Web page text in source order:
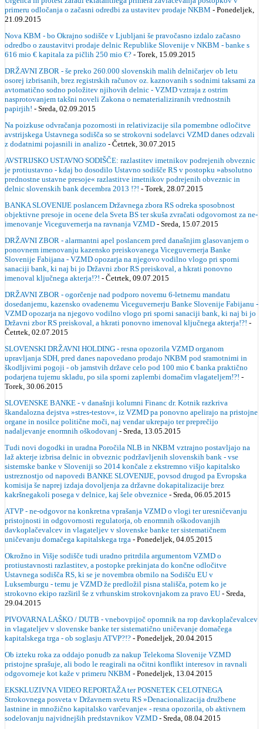
primeru odločanja o začasni odredbi za ustavitev prodaje NKBM - Ponedeljek,
21.09.2015
Nova KBM - bo Okrajno sodišče v Ljubljani še pravočasno izdalo začasno
odredbo o zaustavitvi prodaje delnic Republike Slovenije v NKBM - banke s
616 mio € kapitala za pičlih 250 mio €? - Torek, 15.09.2015
DRŽAVNI ZBOR - še preko 260.000 slovenskih malih delničarjev ob letu
osorej izbrisanih, brez registrskih računov oz. kaznovanih s sodnimi taksami za
avtomatično sodno položitev njihovih delnic - VZMD vztraja z ostrim
nasprotovanjem takšni noveli Zakona o nematerializiranih vrednostnih
papirjih! - Sreda, 02.09.2015
Na poizkuse odvračanja pozornosti in relativizacije sila pomembne odločitve
avstrijskega Ustavnega sodišča so se strokovni sodelavci VZMD danes odzvali
z dodatnimi pojasnili in analizo - Četrtek, 30.07.2015
AVSTRIJSKO USTAVNO SODIŠČE: razlastitev imetnikov podrejenih obveznic
je protiustavno - kdaj bo dosodilo Ustavno sodišče RS v postopku »absolutno
prednostne ustavne presoje« razlastitve imetnikov podrejenih obveznic in
delnic slovenskih bank decembra 2013 !?! - Torek, 28.07.2015
BANKA SLOVENIJE poslancem Državnega zbora RS odreka sposobnost
objektivne presoje in ocene dela Sveta BS ter skuša zvračati odgovornost za ne-
imenovanje Viceguvernerja na ravnanja VZMD - Sreda, 15.07.2015
DRŽAVNI ZBOR - alarmantni apel poslancem pred današnjim glasovanjem o
ponovnem imenovanju kazensko preiskovanega Viceguvernerja Banke
Slovenije Fabijana - VZMD opozarja na njegovo vodilno vlogo pri sporni
sanaciji bank, ki naj bi jo Državni zbor RS preiskoval, a hkrati ponovno
imenoval ključnega akterja!?! - Četrtek, 09.07.2015
DRŽAVNI ZBOR - ogorčenje nad podporo novemu 6-letnemu mandatu
dosedanjemu, kazensko ovadenemu Viceguvernerju Banke Slovenije Fabijanu -
VZMD opozarja na njegovo vodilno vlogo pri sporni sanaciji bank, ki naj bi jo
Državni zbor RS preiskoval, a hkrati ponovno imenoval ključnega akterja!?! -
Četrtek, 02.07.2015
SLOVENSKI DRŽAVNI HOLDING - resna opozorila VZMD organom
upravljanja SDH, pred danes napovedano prodajo NKBM pod sramotnimi in
škodljivimi pogoji - ob jamstvih države celo pod 100 mio € banka praktično
podarjena tujemu skladu, po sila sporni zaplembi domačim vlagateljem!?! -
Torek, 30.06.2015
SLOVENSKE BANKE - v današnji kolumni Financ dr. Kotnik razkriva
škandalozna dejstva »stres-testov«, iz VZMD pa ponovno apelirajo na pristojne
organe in nosilce politične moči, naj vendar ukrepajo ter preprečijo
nadaljevanje enormnih oškodovanj - Sreda, 13.05.2015
Tudi novi dogodki in uradna Poročila NLB in NKBM vztrajno postavljajo na
laž akterje izbrisa delnic in obveznic podržavljenih slovenskih bank - vse
sistemske banke v Sloveniji so 2014 končale z ekstremno višjo kapitalsko
ustreznostjo od napovedi BANKE SLOVENIJE, povsod drugod pa Evropska
komisija še naprej izdaja dovoljenja za državne dokapitalizacije brez
kakršnegakoli posega v delnice, kaj šele obveznice - Sreda, 06.05.2015
ATVP - ne-odgovor na konkretna vprašanja VZMD o vlogi ter uresničevanju
pristojnosti in odgovornosti regulatorja, ob enormnih oškodovanjih
davkoplačevalcev in vlagateljev v slovenske banke ter sistematičnem
uničevanju domačega kapitalskega trga - Ponedeljek, 04.05.2015
Okrožno in Višje sodišče tudi uradno pritrdila argumentom VZMD o
protiustavnosti razlastitev, a postopke prekinjata do končne odločitve
Ustavnega sodišča RS, ki se je novembra obrnilo na Sodišču EU v
Luksemburgu - temu je VZMD že predložil pisna stališča, potem ko je
strokovno ekipo razširil še z vrhunskim strokovnjakom za pravo EU - Sreda,
29.04.2015
PIVOVARNA LAŠKO / DUTB - vnebovpijoč opomnik na rop davkoplačevalcev
in vlagateljev v slovenske banke ter sistematično uničevanje domačega
kapitalskega trga - ob soglasju ATVP?!? - Ponedeljek, 20.04.2015
Ob izteku roka za oddajo ponudb za nakup Telekoma Slovenije VZMD
pristojne sprašuje, ali bodo le reagirali na očitni konflikt interesov in ravnali
odgovorneje kot kaže v primeru NKBM - Ponedeljek, 13.04.2015
EKSKLUZIVNA VIDEO REPORTAŽA ter POSNETEK CELOTNEGA
Strokovnega posveta v Državnem svetu RS »Denacionalizacija družbene
lastnine in množično kapitalsko varčevanje« - resna opozorila, ob aktivnem
sodelovanju najvidnejših predstavnikov VZMD - Sreda, 08.04.2015